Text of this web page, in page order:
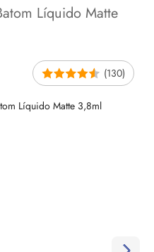
Líquido Matte
(130)